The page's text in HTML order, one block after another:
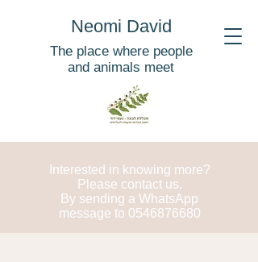
Neomi David
The place where people
and animals meet
Interested in knowing more?
Please contact us.
By sending a WhatsApp
message to 0546876680